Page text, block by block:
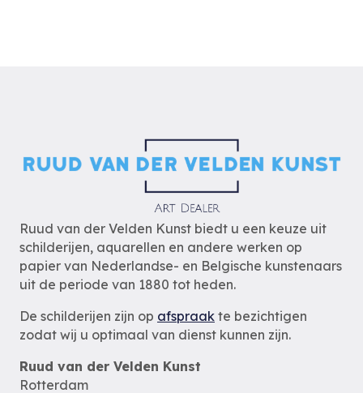
Ruud van der Velden Kunst biedt u een keuze uit
schilderijen, aquarellen en andere werken op
papier van Nederlandse- en Belgische kunstenaars
uit de periode van 1880 tot heden.
De schilderijen zijn op afspraak te bezichtigen
zodat wij u optimaal van dienst kunnen zijn.
Ruud van der Velden Kunst
Rotterdam